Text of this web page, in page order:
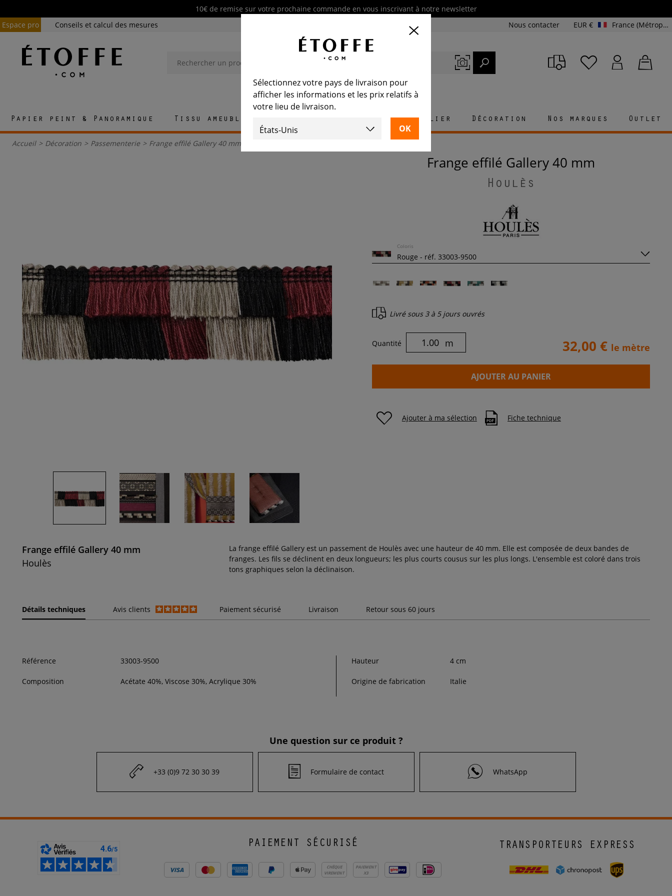
10€ de remise sur votre prochaine commande en vous inscrivant à notre newsletter
Espace pro
Conseils et calcul des mesures Nous contacter EUR € France (Métropolitaine et Corse)
Papier peint & Panoramique Tissu ameublement Mobilier Décoration Nos marques Outlet
Accueil > Décoration > Passementerie > Frange effilé Gallery 40 mm
Frange effilé Gallery 40 mm
Houlès
Coloris
Livré sous 3 à 5 jours ouvrés
Quantité m 32,00 € le mètre
AJOUTER AU PANIER
Ajouter à ma sélection Fiche technique
Frange effilé Gallery 40 mm
Houlès
La frange effilé Gallery est un passement de Houlès avec une hauteur de 40 mm. Elle est composée de deux bandes de
franges. Les fils se déclinent en deux longueurs; les plus courts cousus sur les plus longs. L'ensemble est coloré dans trois
tons graphiques selon la déclinaison.
Détails techniques Avis clients Paiement sécurisé Livraison Retour sous 60 jours
Référence 33003-9500
Composition Acétate 40%, Viscose 30%, Acrylique 30%
Hauteur 4 cm
Origine de fabrication Italie
Une question sur ce produit ?
+33 (0)9 72 30 30 39 Formulaire de contact WhatsApp
PAIEMENT SÉCURISÉ
CHÈQUE
VIREMENT
PAIEMENT
X3
TRANSPORTEURS EXPRESS
Sélectionnez votre pays de livraison pour
afficher les informations et les prix relatifs à
votre lieu de livraison.